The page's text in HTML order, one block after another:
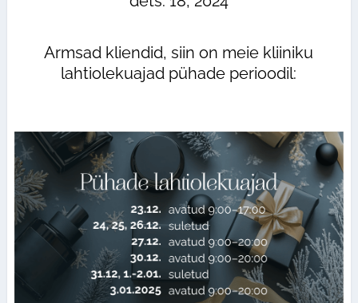
Armsad kliendid, siin on meie kliiniku
lahtiolekuajad pühade perioodil: